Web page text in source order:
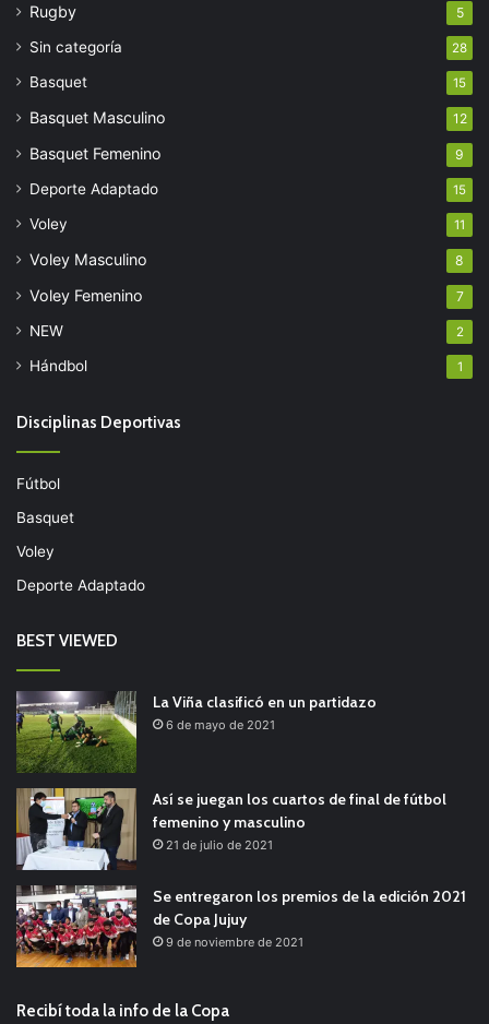
Rugby 5
Sin categoría 28
Basquet 15
Basquet Masculino 12
Basquet Femenino 9
Deporte Adaptado 15
Voley 11
Voley Masculino 8
Voley Femenino 7
NEW 2
Hándbol 1
Disciplinas Deportivas
Fútbol
Basquet
Voley
Deporte Adaptado
BEST VIEWED
La Viña clasificó en un partidazo
6 de mayo de 2021
Así se juegan los cuartos de final de fútbol
femenino y masculino
21 de julio de 2021
Se entregaron los premios de la edición 2021
de Copa Jujuy
9 de noviembre de 2021
Recibí toda la info de la Copa